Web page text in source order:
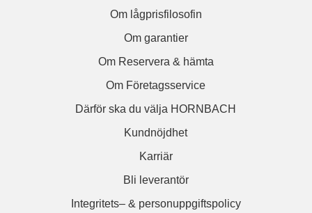
Om lågprisfilosofin
Om garantier
Om Reservera & hämta
Om Företagsservice
Därför ska du välja HORNBACH
Kundnöjdhet
Karriär
Bli leverantör
Integritets– & personuppgiftspolicy